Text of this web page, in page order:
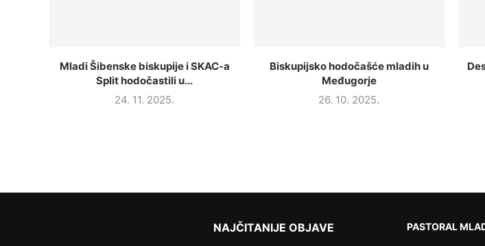
Mladi Šibenske biskupije i SKAC-a
Split hodočastili u...
24. 11. 2025.
Biskupijsko hodočašće mladih u
Međugorje
26. 10. 2025.
NAJČITANIJE OBJAVE PASTORAL